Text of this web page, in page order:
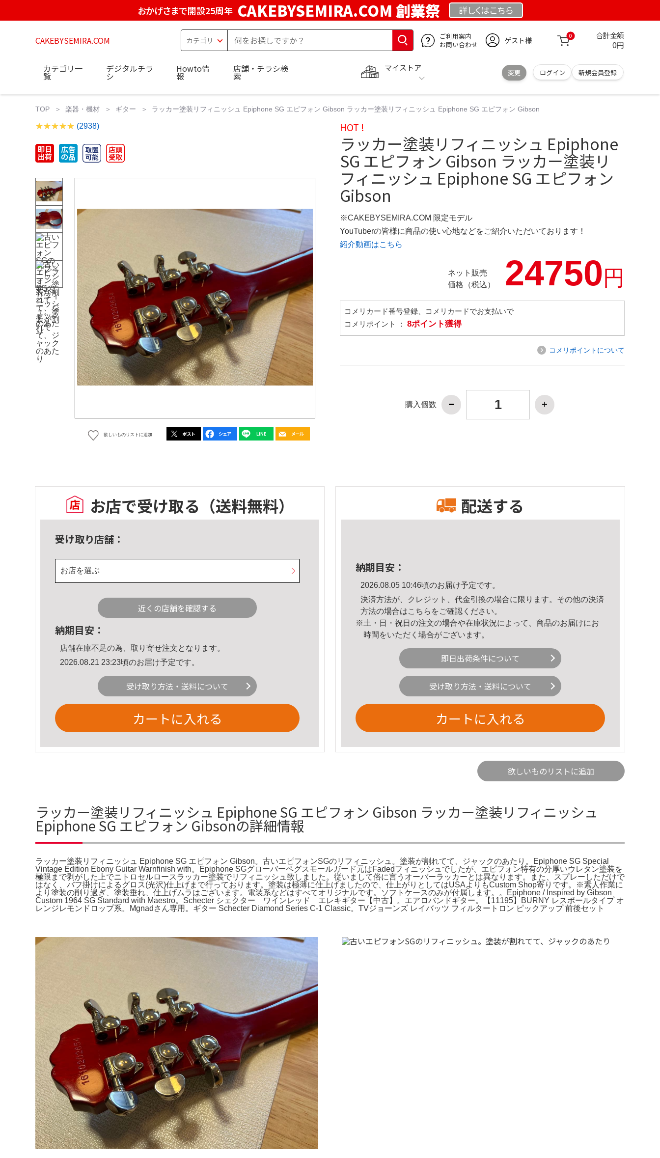
おかげさまで開設25周年 CAKEBYSEMIRA.COM 創業祭 詳しくはこちら
CAKEBYSEMIRA.COM
ご利用案内
お問い合わせ
ゲスト様 0 合計金額
0円
マイストア
変更 ログイン 新規会員登録
カテゴリ一
覧
デジタルチラ
シ
Howto情
報
店舗・チラシ検
索
TOP 楽器・機材 ギター ラッカー塗装リフィニッシュ Epiphone SG エピフォン Gibson ラッカー塗装リフィニッシュ Epiphone SG エピフォン Gibson
(2938)
欲しいものリストに追加
HOT !
ラッカー塗装リフィニッシュ Epiphone
SG エピフォン Gibson ラッカー塗装リ
フィニッシュ Epiphone SG エピフォン
Gibson
※CAKEBYSEMIRA.COM 限定モデル
YouTuberの皆様に商品の使い心地などをご紹介いただいております！
紹介動画はこちら
ネット販売
価格（税込）
24750円
コメリカード番号登録、コメリカードでお支払いで
コメリポイント ： 8ポイント獲得
コメリポイントについて
購入個数
お店で受け取る （送料無料）
受け取り店舗：
お店を選ぶ
近くの店舗を確認する
納期目安：
店舗在庫不足の為、取り寄せ注文となります。
2026.08.21 23:23頃のお届け予定です。
受け取り方法・送料について
カートに入れる
配送する
納期目安：
2026.08.05 10:46頃のお届け予定です。
決済方法が、クレジット、代金引換の場合に限ります。その他の決済
方法の場合はこちら をご確認ください。
※土・日・祝日の注文の場合や在庫状況によって、商品のお届けにお
時間をいただく場合がございます。
即日出荷条件について
受け取り方法・送料について
カートに入れる
欲しいものリストに追加
ラッカー塗装リフィニッシュ Epiphone SG エピフォン Gibson ラッカー塗装リフィニッシュ
Epiphone SG エピフォン Gibsonの詳細情報
ラッカー塗装リフィニッシュ Epiphone SG エピフォン Gibson。古いエピフォンSGのリフィニッシュ。塗装が割れてて、ジャックのあたり。Epiphone SG Special
Vintage Edition Ebony Guitar Warnfinish with。Epiphone SGグローバーペグスモールガード元はFadedフィニッシュでしたが、エピフォン特有の分厚いウレタン塗装を
極限まで剥がした上でニトロセルロースラッカー塗装でリフィニッシュ致しました。従いまして俗に言うオーバーラッカーとは異なります。また、スプレーしただけで
はなく、バフ掛けによるグロス(光沢)仕上げまで行っております。塗装は極薄に仕上げましたので、仕上がりとしてはUSAよりもCustom Shop寄りです。※素人作業に
より塗装の削り過ぎ、塗装垂れ、仕上げムラはございます。電装系などはすべてオリジナルです。ソフトケースのみが付属します。。Epiphone / Inspired by Gibson
Custom 1964 SG Standard with Maestro。Schecter シェクター ワインレッド エレキギター【中古】。エアロバンドギター。【11195】BURNY レスポールタイプ オ
レンジレモンドロップ系。Mgnadさん専用。ギター Schecter Diamond Series C-1 Classic。TVジョーンズ レイバッツ フィルタートロン ピックアップ 前後セット